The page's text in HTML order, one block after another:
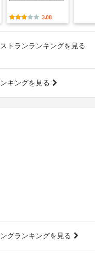
3.08
トランランキングを見る
キングを見る
グランキングを見る